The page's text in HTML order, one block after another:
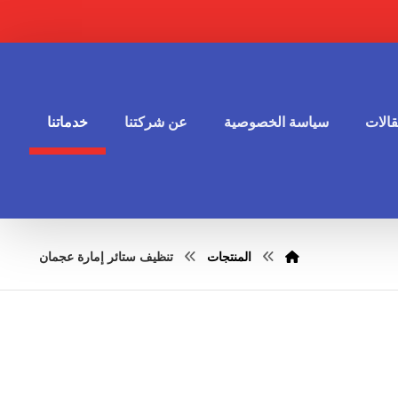
سياسة الخصوصية عن شركتنا خدماتنا
المنتجات تنظيف ستائر إمارة عجمان